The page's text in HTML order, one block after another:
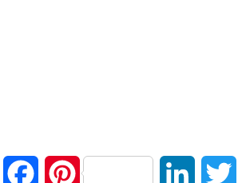
FacebookPinterest LinkedIn